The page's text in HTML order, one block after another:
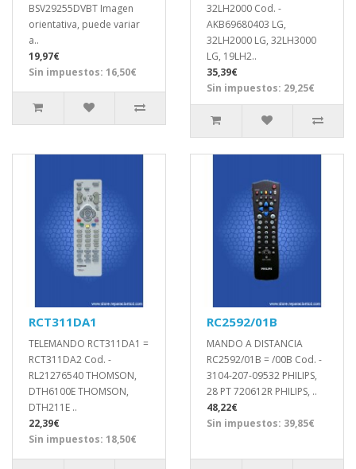
BSV29255DVBT Imagen
orientativa, puede variar
a..
19,97€
Sin impuestos: 16,50€
32LH2000 Cod. -
AKB69680403 LG,
32LH2000 LG, 32LH3000
LG, 19LH2..
35,39€
Sin impuestos: 29,25€
RCT311DA1
TELEMANDO RCT311DA1 =
RCT311DA2 Cod. -
RL21276540 THOMSON,
DTH6100E THOMSON,
DTH211E ..
22,39€
Sin impuestos: 18,50€
RC2592/01B
MANDO A DISTANCIA
RC2592/01B = /00B Cod. -
3104-207-09532 PHILIPS,
28 PT 720612R PHILIPS, ..
48,22€
Sin impuestos: 39,85€